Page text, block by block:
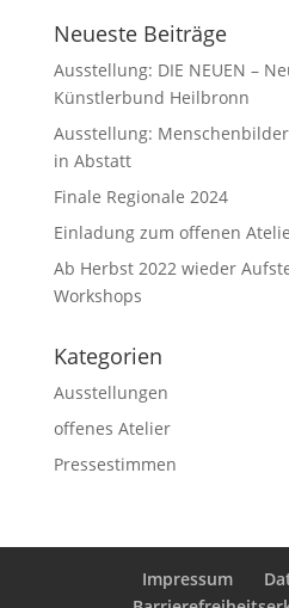
Neueste Beiträge
Ausstellung: DIE NEUEN –
Künstlerbund Heilbronn
Ausstellung:
in Abstatt
Finale Regionale 2024
Einladung zum offenen
Ab Herbst 2022 wieder
Workshops
Kategorien
Ausstellungen
offenes Atelier
Pressestimmen
Impressum